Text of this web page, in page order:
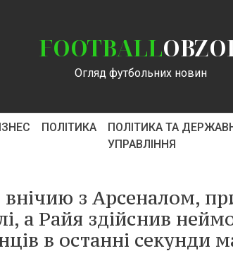
FOOTBALL
Огляд футбольних новин
ПОЛІТИКА
ПОЛІТИКА ТА
УПРАВЛІННЯ
внічию з Арсеналом,
а Райя здійснив
в останні секунди